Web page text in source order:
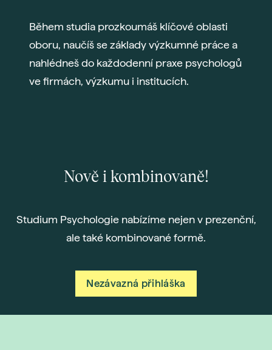
Během studia prozkoumáš klíčové oblasti
oboru, naučíš se základy výzkumné práce a
nahlédneš do každodenní praxe psychologů
ve firmách, výzkumu i institucích.
Nově i kombinovaně!
Studium Psychologie nabízíme nejen v prezenční,
ale také kombinované formě.
Nezávazná přihláška